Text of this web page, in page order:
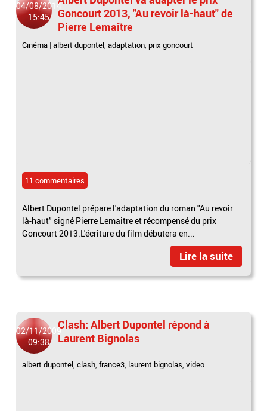
04/08/2014
15:45
Goncourt 2013, "Au revoir là-haut" de
Pierre Lemaître
Cinéma |albert dupontel,adaptation, prix goncourt
11 commentaires
Albert Dupontel prépare l'adaptation du roman "Au revoir
là-haut" signé Pierre Lemaitre et récompensé du prix
Goncourt 2013.L'écriture du film débutera en...
Lire la suite
02/11/2009
09:38
Clash: Albert Dupontel répond à
Laurent Bignolas
albert dupontel,clash,france3, laurent bignolas,video